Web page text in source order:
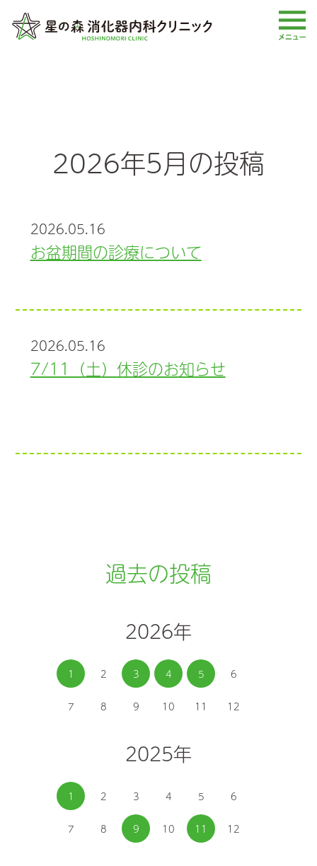
2026年5月の投稿
2026.05.16
お盆期間の診療について
2026.05.16
7/11（土）休診のお知らせ
過去の投稿
2026年
1 2 3 4 5 6
7 8 9 10 11 12
2025年
1 2 3 4 5 6
7 8 9 10 11 12